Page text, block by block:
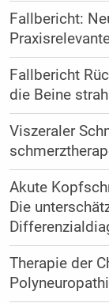
Fallbericht:
Fallbericht
die Beine
Viszeraler
Akute
Die
Therapie der